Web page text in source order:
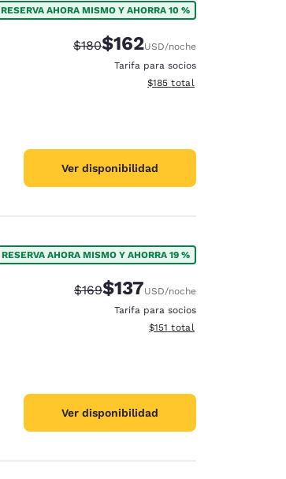
RESERVA AHORA MISMO Y AHORRA 10 %
Tarifa tachada:
$180Tarifa reducida:
$162USD/noche
Tarifa para socios
Ver detalles totales
$185 total
Ver disponibilidad
RESERVA AHORA MISMO Y AHORRA 19 %
Tarifa tachada:
$169Tarifa reducida:
$137USD/noche
Tarifa para socios
Ver detalles totales
$151 total
Ver disponibilidad